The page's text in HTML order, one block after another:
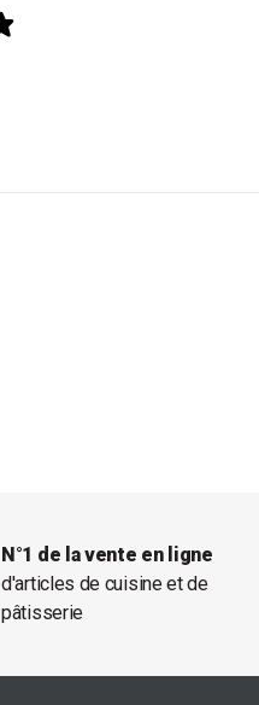
N°1 de la vente en ligne
d'articles de cuisine et de
pâtisserie